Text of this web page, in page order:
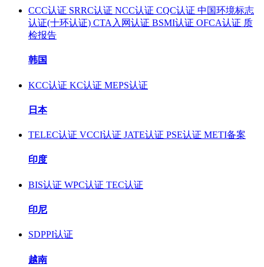
CCC认证 SRRC认证 NCC认证 CQC认证 中国环境标志
认证(十环认证) CTA入网认证 BSMI认证 OFCA认证 质
检报告
韩国
KCC认证 KC认证 MEPS认证
日本
TELEC认证 VCCI认证 JATE认证 PSE认证 METI备案
印度
BIS认证 WPC认证 TEC认证
印尼
SDPPI认证
越南